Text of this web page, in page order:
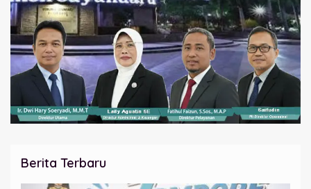
Berita Terbaru